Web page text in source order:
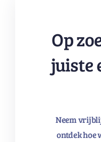
Op
juiste
Neem
ontdek hoe